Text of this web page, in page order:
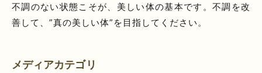
不調のない状態こそが、美しい体の基本です。不調を改
善して、”真の美しい体”を目指してください。
メディアカテゴリ